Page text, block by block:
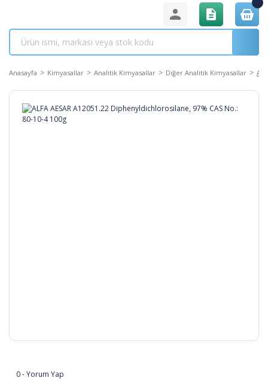
Anasayfa Kimyasallar Analitik Kimyasallar Diğer Analitik Kimyasallar
0 - Yorum Yap